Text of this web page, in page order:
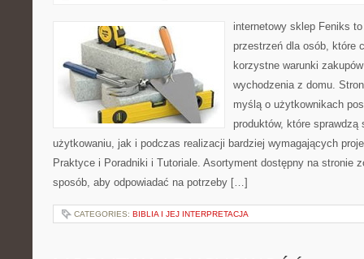
internetowy sklep Feniks
przestrzeń dla osób, które
korzystne warunki
wychodzenia z domu.
myślą o użytkownikach
produktów, które
użytkowaniu, jak i podczas realizacji bardziej wymagających
Praktyce i Poradniki i Tutoriale. Asortyment dostępny na stronie
sposób, aby odpowiadać na potrzeby […]
CATEGORIES: BIBLIA I JEJ INTERPRETACJA